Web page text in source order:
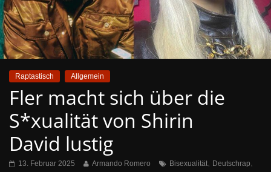
Raptastisch Allgemein
Fler macht sich über die
S*xualität von Shirin
David lustig
13. Februar 2025 Armando Romero Bisexualität, Deutschrap,